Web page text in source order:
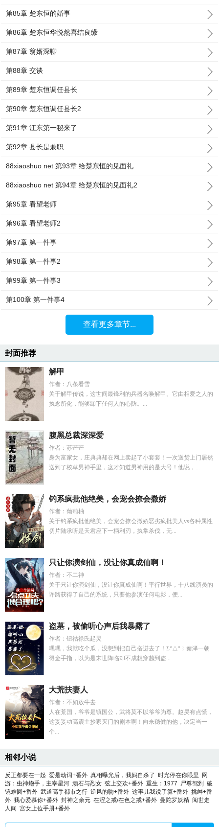
第85章 楚东恒的婚事
第86章 楚东恒华悦然喜结良缘
第87章 翁婿深聊
第88章 交谈
第89章 楚东恒调任县长
第90章 楚东恒调任县长2
第91章 江东第一秘来了
第92章 县长是兼职
88xiaoshuo net 第93章 给楚东恒的见面礼
88xiaoshuo net 第94章 给楚东恒的见面礼2
第95章 看望老师
第96章 看望老师2
第97章 第一件事
第98章 第一件事2
第99章 第一件事3
第100章 第一件事4
查看更多章节...
封面推荐
解甲
作者：八条看雪
关于解甲传说，这世间最锋利的兵器名唤解甲。它由相爱之人的
执念所化，能够卸下任何人的心防。...
腹黑总裁深深爱
作者：苏芒芒
身为富家女，庄典典却在网上卖起了小套套！一次送货上门居然
送到了校草男神手里，这才知道男神用的是大号！他说，...
钓系疯批他绝美，会宠会撩会撒娇
作者：葡萄柚
关于钓系疯批他绝美，会宠会撩会撒娇恶劣疯批美人vs各种属性
切片陆承听是天君座下一柄利刃，执掌杀伐，无...
只让你演剑仙，没让你真成仙啊！
作者：不二神
关于只让你演剑仙，没让你真成仙啊！平行世界，十八线演员的
许路获得了自己的系统，只要他参演任何电影，便...
盗墓，被偷听心声后我暴露了
作者：钮祜禄氏起灵
嘿嘿，我就吃个瓜，没想到把自己搭进去了！Σ°△°︴秦泽一朝
得金手指，以为是末世降临却不成想穿越到盗...
大荒扶妻人
作者：不如放牛去
人在荒国，爷爷是镇国公，武将莫不以爷爷为尊。赵昊有点慌，
这妥妥功高震主抄家灭门的剧本啊！向来稳健的他，决定当一
个...
相邻小说
反正都要在一起 爱是动词+番外 真相曝光后，我妈自杀了 时光停在你眼里
网
游：虫神炮手，主宰星河 顽石与烈女 弦上交欢+番外 重生：1977 尸尊驾到
破
镜难圆+番外 武道高手都市之行 逆风的吻+番外 这事儿我说了算+番外 挑衅+番
外 我心爱慕你+番外 封神之余元 在涩之戒/在色之戒+番外 曼陀罗妖精 阅世走
人间 宫女上位手册+番外